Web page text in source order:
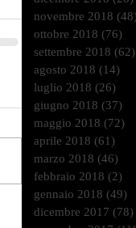
novembre 2018 (48)
ottobre 2018 (76)
settembre 2018 (62)
agosto 2018 (14)
luglio 2018 (26)
giugno 2018 (37)
maggio 2018 (72)
aprile 2018 (61)
marzo 2018 (46)
febbraio 2018 (2)
gennaio 2018 (49)
dicembre 2017 (78)